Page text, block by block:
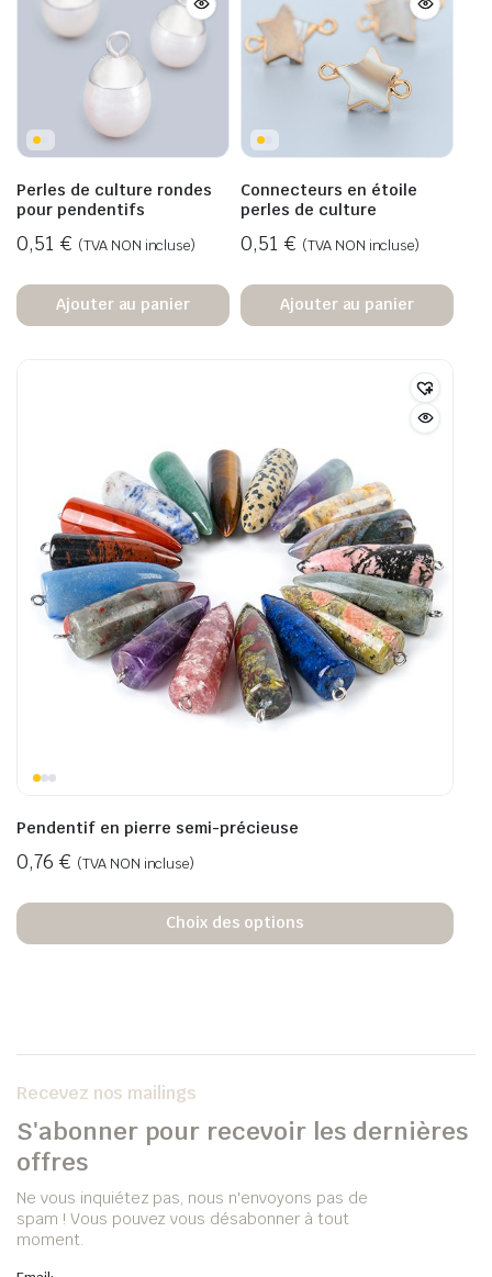
Perles de culture rondes
pour pendentifs
0,51 € (TVA NON incluse)
Ajouter au panier
Connecteurs en étoile
perles de culture
0,51 € (TVA NON incluse)
Ajouter au panier
Pendentif en pierre semi-précieuse
0,76 € (TVA NON incluse)
Choix des options
Recevez nos mailings
S'abonner pour recevoir les dernières
offres
Ne vous inquiétez pas, nous n'envoyons pas de
spam ! Vous pouvez vous désabonner à tout
moment.